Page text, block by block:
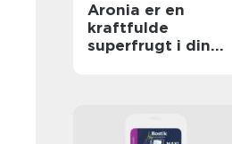
Aronia er en
kraftfulde
superfrugt i din